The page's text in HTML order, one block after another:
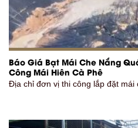
Báo Giá Bạt Mái Che Nắng
Công Mái Hiên Cà Phê
Địa chỉ đơn vị thi công lắp đặt mái